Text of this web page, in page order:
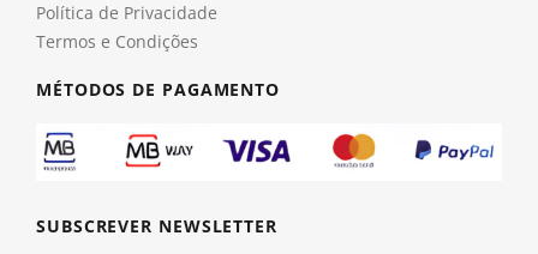
Política de Privacidade
Termos e Condições
MÉTODOS DE PAGAMENTO
SUBSCREVER NEWSLETTER